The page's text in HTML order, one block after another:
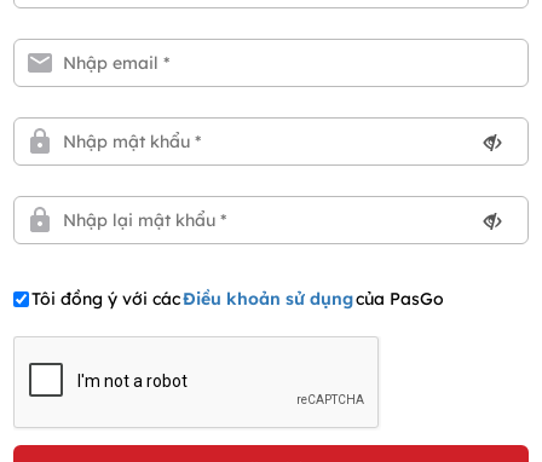
Tôi đồng ý với cácĐiều khoản sử dụngcủa PasGo